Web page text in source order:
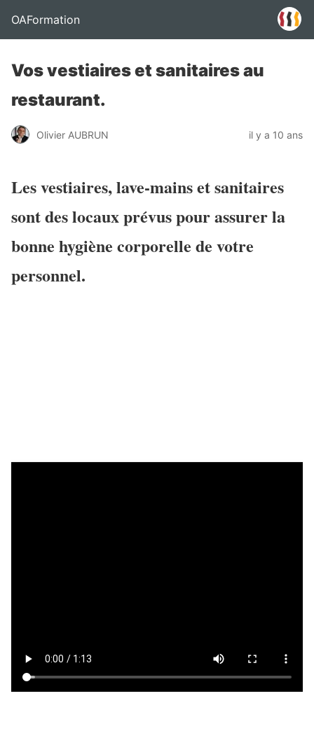
OAFormation
Vos vestiaires et sanitaires au
restaurant.
Olivier AUBRUN il y a 10 ans
Les vestiaires, lave-mains et sanitaires
sont des locaux prévus pour assurer la
bonne hygiène corporelle de votre
personnel.